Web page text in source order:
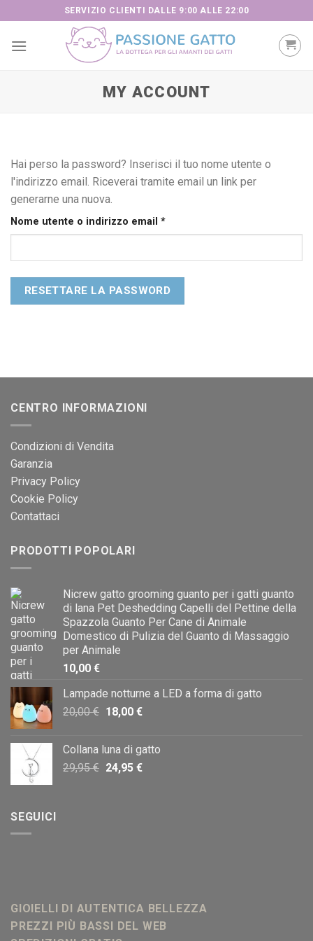
to
content
SERVIZIO CLIENTI DALLE 9:00 ALLE 22:00
MY ACCOUNT
Hai perso la password? Inserisci il tuo nome utente o
l'indirizzo email. Riceverai tramite email un link per
generarne una nuova.
Nome utente o indirizzo email *Richiesto
RESETTARE LA PASSWORD
CENTRO INFORMAZIONI
Condizioni di Vendita
Garanzia
Privacy Policy
Cookie Policy
Contattaci
PRODOTTI POPOLARI
Nicrew gatto grooming guanto per i gatti guanto
di lana Pet Deshedding Capelli del Pettine della
Spazzola Guanto Per Cane di Animale
Domestico di Pulizia del Guanto di Massaggio
per Animale
10,00 €
Lampade notturne a LED a forma di gatto
20,00€ Il
era:
20,00 €.
18,00 €Il
è:
18,00 €.
Collana luna di gatto
29,95€ Il
24,95 €Il
SEGUICI
GIOIELLI DI AUTENTICA BELLEZZA
PREZZI PIÙ BASSI DEL WEB